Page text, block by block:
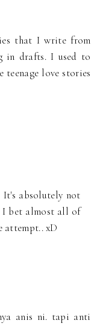
that I write from
in drafts. I used to
love stories
absolutely not
I bet almost all of
attempt.. xD
anis ni. tapi anti